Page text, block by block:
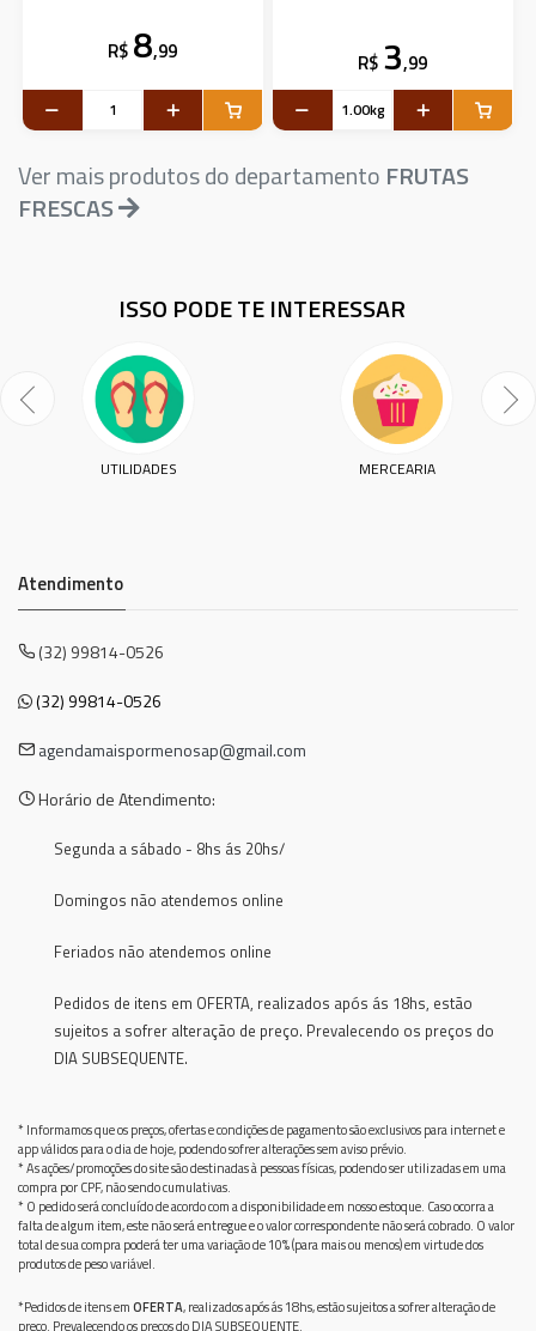
R$ 8,99 R$ 3,99
Ver mais produtos do departamento FRUTAS
FRESCAS
ISSO PODE TE INTERESSAR
UTILIDADES MERCEARIA
Atendimento
(32) 99814-0526
(32) 99814-0526
agendamaispormenosap@gmail.com
Horário de Atendimento:
Segunda a sábado - 8hs ás 20hs/
Domingos não atendemos online
Feriados não atendemos online
Pedidos de itens em OFERTA, realizados após ás 18hs, estão
sujeitos a sofrer alteração de preço. Prevalecendo os preços do
DIA SUBSEQUENTE.
* Informamos que os preços, ofertas e condições de pagamento são exclusivos para internet e
app válidos para o dia de hoje, podendo sofrer alterações sem aviso prévio.
* As ações/promoções do site são destinadas à pessoas físicas, podendo ser utilizadas em uma
compra por CPF, não sendo cumulativas.
* O pedido será concluído de acordo com a disponibilidade em nosso estoque. Caso ocorra a
falta de algum item, este não será entregue e o valor correspondente não será cobrado. O valor
total de sua compra poderá ter uma variação de 10% (para mais ou menos) em virtude dos
produtos de peso variável.
*Pedidos de itens emOFERTA, realizados após ás 18hs, estão sujeitos a sofrer alteração de
preço. Prevalecendo os preços do DIA SUBSEQUENTE.